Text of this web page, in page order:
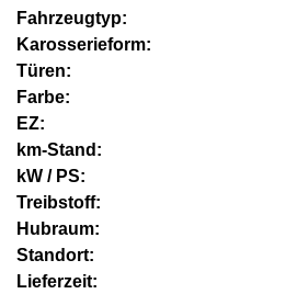
Fahrzeugtyp:
Karosserieform:
Türen:
Farbe:
EZ:
km-Stand:
kW / PS:
Treibstoff:
Hubraum:
Standort:
Lieferzeit: